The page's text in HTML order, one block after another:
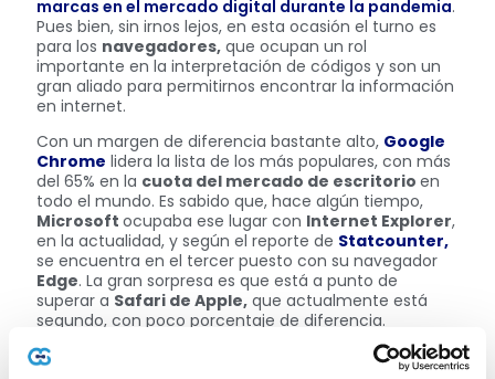
marcas en el mercado digital durante la pandemia.
Pues bien, sin irnos lejos, en esta ocasión el turno es
para los navegadores, que ocupan un rol
importante en la interpretación de códigos y son un
gran aliado para permitirnos encontrar la información
en internet.
Con un margen de diferencia bastante alto, Google
Chrome lidera la lista de los más populares, con más
del 65% en la cuota del mercado de escritorio en
todo el mundo. Es sabido que, hace algún tiempo,
Microsoft ocupaba ese lugar con Internet Explorer,
en la actualidad, y según el reporte de Statcounter,
se encuentra en el tercer puesto con su navegador
Edge. La gran sorpresa es que está a punto de
superar a Safari de Apple, que actualmente está
segundo, con poco porcentaje de diferencia.
En cuanto a indicadores de navegación en desktop,